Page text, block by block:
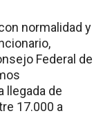
normalidad y
Federal de
llegada de
17.000 a